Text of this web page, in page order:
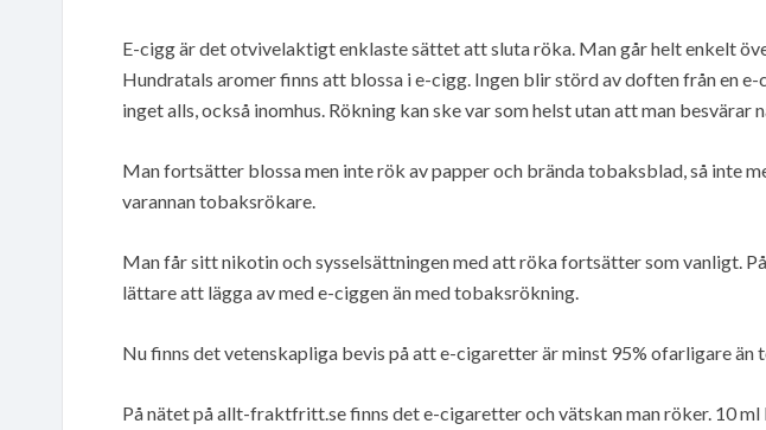
E-cigg är det otvivelaktigt enklaste sättet att sluta röka. Man går helt enkelt
Hundratals aromer finns att blossa i e-cigg. Ingen blir störd av doften från en
inget alls, också inomhus. Rökning kan ske var som helst utan att man besvärar
Man fortsätter blossa men inte rök av papper och brända tobaksblad, så inte
varannan tobaksrökare.
Man får sitt nikotin och sysselsättningen med att röka fortsätter som vanligt.
lättare att lägga av med e-ciggen än med tobaksrökning.
Nu finns det vetenskapliga bevis på att e-cigaretter är minst 95% ofarligare än
På nätet på allt-fraktfritt.se finns det e-cigaretter och vätskan man röker. 10